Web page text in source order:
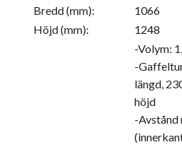
Bredd (mm):
1066
Höjd (mm):
1248
-Volym:
-
längd,
höjd
-Avstånd